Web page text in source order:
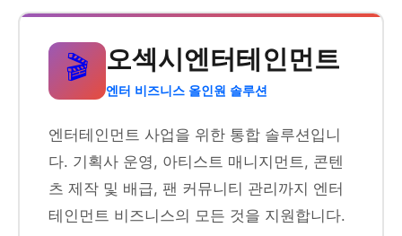
🎬 오섹시엔터테인먼트
엔터 비즈니스 올인원 솔루션
엔터테인먼트 사업을 위한 통합 솔루션입니
다. 기획사 운영, 아티스트 매니지먼트, 콘텐
츠 제작 및 배급, 팬 커뮤니티 관리까지 엔터
테인먼트 비즈니스의 모든 것을 지원합니다.